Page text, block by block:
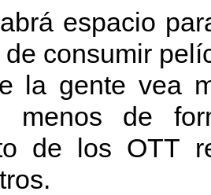
espacio
consumir
la gente vea
menos de
de los OTT